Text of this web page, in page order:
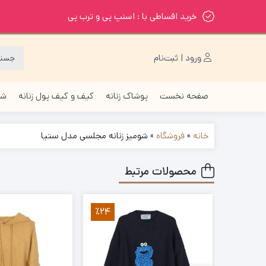
خرید اقساطی با : اسنپ پی و ترب پی
ورود | ثبت‌نام
صفحه نخست پوشاک زنانه کیف و کیف پول زنانه
خانه »فروشگاه »شومیز زنانه مجلسی مدل ستیا
محصولات مرتبط
٪24